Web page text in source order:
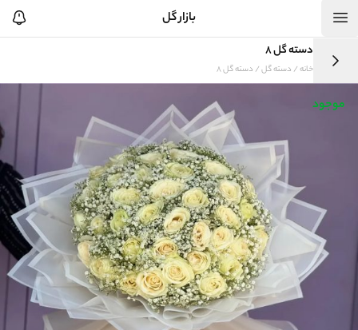
بازار گل
موجود
دسته گل 8
خانه/ دسته گل/ دسته گل 8